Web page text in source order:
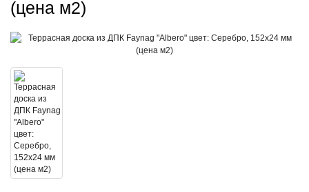
(цена м2)